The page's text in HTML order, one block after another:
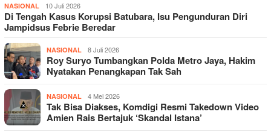
NASIONAL 10 Juli 2026
Di Tengah Kasus Korupsi Batubara, Isu Pengunduran Diri
Jampidsus Febrie Beredar
NASIONAL 8 Juli 2026
Roy Suryo Tumbangkan Polda Metro Jaya, Hakim
Nyatakan Penangkapan Tak Sah
NASIONAL 4 Mei 2026
Tak Bisa Diakses, Komdigi Resmi Takedown Video
Amien Rais Bertajuk ‘Skandal Istana’